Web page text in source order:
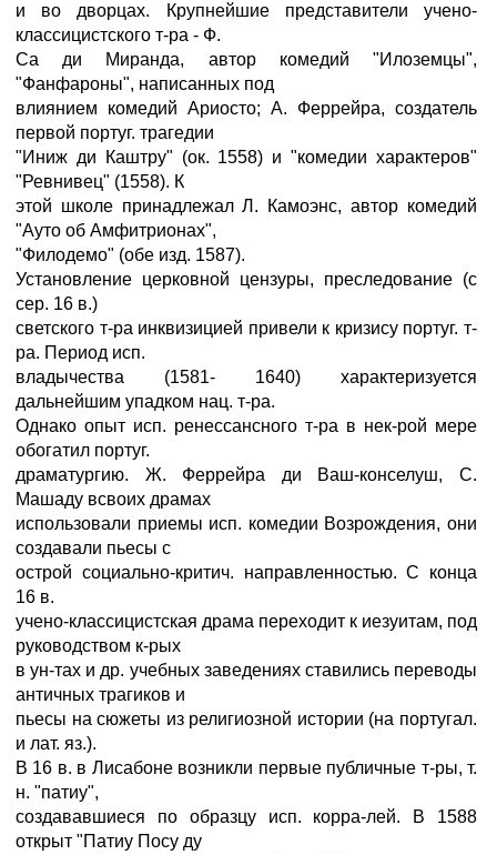
и во дворцах. Крупнейшие представители учено-
классицистского т-ра - Ф.
Са ди Миранда, автор комедий "Илоземцы",
"Фанфароны", написанных под
влиянием комедий Ариосто; А. Феррейра, создатель
первой португ. трагедии
"Иниж ди Каштру" (ок. 1558) и "комедии характеров"
"Ревнивец" (1558). К
этой школе принадлежал Л. Камоэнс, автор комедий
"Ауто об Амфитрионах",
"Филодемо" (обе изд. 1587).
Установление церковной цензуры, преследование (с
сер. 16 в.)
светского т-ра инквизицией привели к кризису португ. т-
ра. Период исп.
владычества (1581- 1640) характеризуется
дальнейшим упадком нац. т-ра.
Однако опыт исп. ренессансного т-ра в нек-рой мере
обогатил португ.
драматургию. Ж. Феррейра ди Ваш-конселуш, С.
Машаду всвоих драмах
использовали приемы исп. комедии Возрождения, они
создавали пьесы с
острой социально-критич. направленностью. С конца
16 в.
учено-классицистская драма переходит к иезуитам, под
руководством к-рых
в ун-тах и др. учебных заведениях ставились переводы
античных трагиков и
пьесы на сюжеты из религиозной истории (на португал.
и лат. яз.).
В 16 в. в Лисабоне возникли первые публичные т-ры, т.
н. "патиу",
создававшиеся по образцу исп. корра-лей. В 1588
открыт "Патиу Посу ду